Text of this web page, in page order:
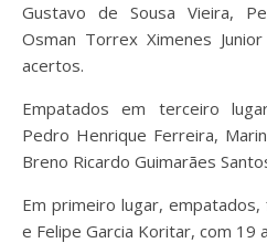
Gustavo de Sousa Vieira,
Osman Torrex Ximenes
acertos.
Empatados em terceiro
Pedro Henrique Ferreira,
Breno Ricardo Guimarães
Em primeiro lugar,
e Felipe Garcia Koritar, com 19